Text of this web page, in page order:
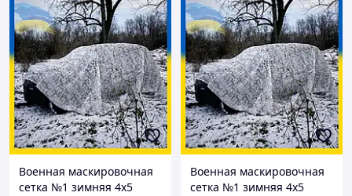
Военная маскировочная
сетка №1 зимняя 4х5
Военная маскировочная
сетка №1 зимняя 4х5